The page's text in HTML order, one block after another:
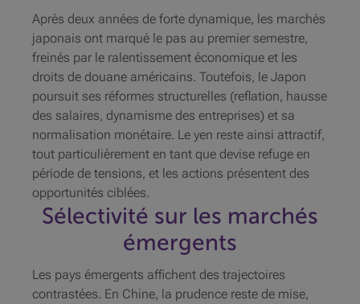
Après deux années de forte dynamique, les marchés
japonais ont marqué le pas au premier semestre,
freinés par le ralentissement économique et les
droits de douane américains. Toutefois, le Japon
poursuit ses réformes structurelles (reflation, hausse
des salaires, dynamisme des entreprises) et sa
normalisation monétaire. Le yen reste ainsi attractif,
tout particulièrement en tant que devise refuge en
période de tensions, et les actions présentent des
opportunités ciblées.
Sélectivité sur les marchés
émergents
Les pays émergents affichent des trajectoires
contrastées. En Chine, la prudence reste de mise,